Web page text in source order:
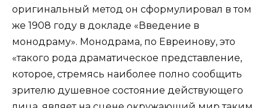
оригинальный метод он сформулировал в том
же 1908 году в докладе «Введение в
монодраму». Монодрама, по Евреинову, это
«такого рода драматическое представление,
которое, стремясь наиболее полно сообщить
зрителю душевное состояние действующего